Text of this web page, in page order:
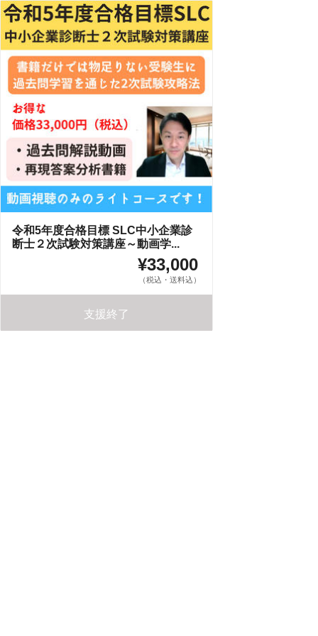
令和5年度合格目標 SLC中小企業診
断士２次試験対策講座～動画学...
¥33,000
（税込・送料込）
支援終了